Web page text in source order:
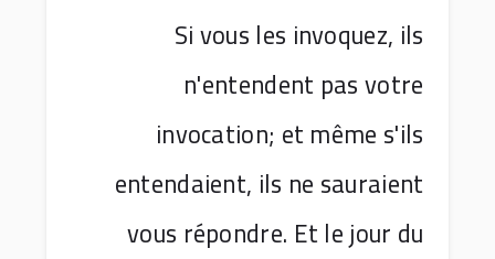
Si vous les invoquez, ils
n'entendent pas votre
invocation; et même s'ils
entendaient, ils ne sauraient
vous répondre. Et le jour du